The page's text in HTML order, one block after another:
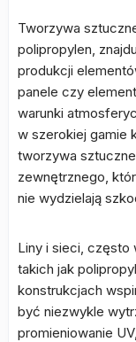
Tworzywa
polipropylen,
produkcji
panele czy
warunki
w szerokiej gamie
tworzywa
zewnętrznego,
nie wydzielają
Liny i sieci, często
takich jak
konstrukcjach
być niezwykle
promieniowanie